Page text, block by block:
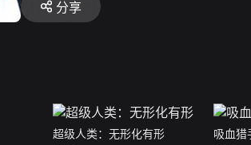
分享
超级人类：无形化有形
吸血猎